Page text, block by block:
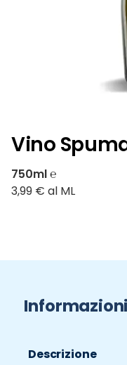
Vino
750ml ℮
3,99 € al ML
Descrizione